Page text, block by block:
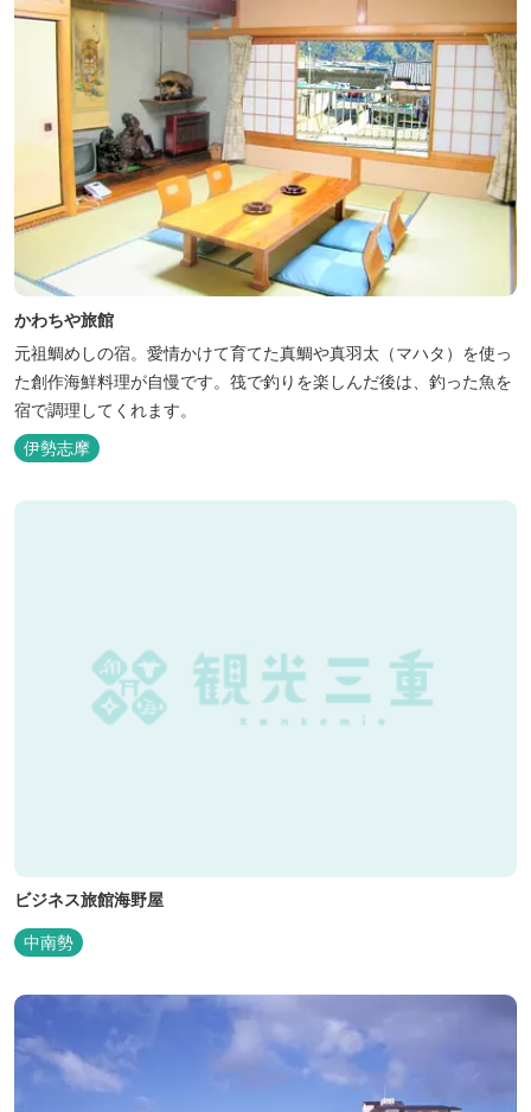
かわちや旅館
元祖鯛めしの宿。愛情かけて育てた真鯛や真羽太（マハタ）を使っ
た創作海鮮料理が自慢です。筏で釣りを楽しんだ後は、釣った魚を
宿で調理してくれます。
伊勢志摩
ビジネス旅館海野屋
中南勢